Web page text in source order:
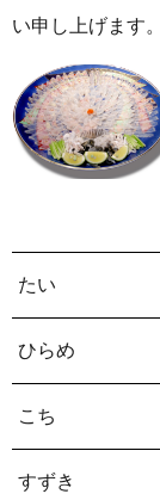
い申し上げます。
たい
ひらめ
こち
すずき